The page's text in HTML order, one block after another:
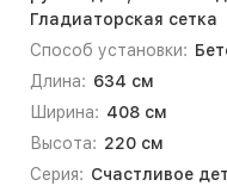
Гладиаторская сетка
Способ установки:
Длина: 634 см
Ширина: 408 см
Высота: 220 см
Серия: Счастливое